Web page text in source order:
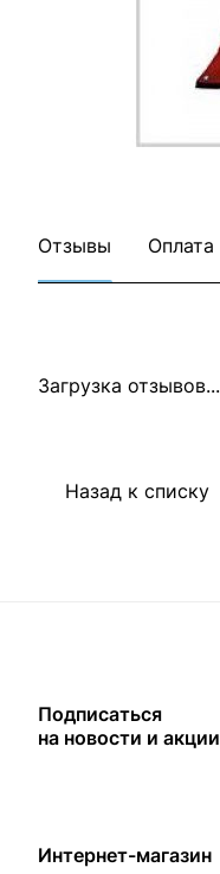
Отзывы Оплата
Загрузка отзывов...
Назад к списку
Подписаться
на новости и акции
Интернет-магазин